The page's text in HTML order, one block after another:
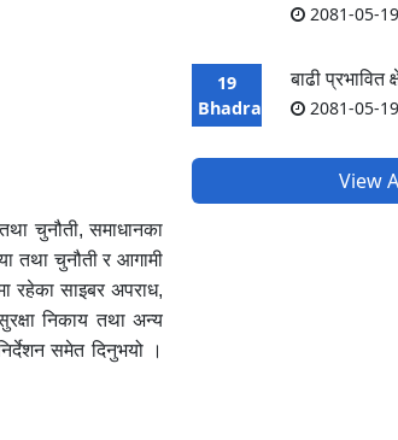
चुनौती, समाधानका
तथा चुनौती र आगामी
रहेका साइबर अपराध,
निकाय तथा अन्य
समेत दिनुभयो ।
2081-05-19
19
Bhadra
बाढी प्रभावित
2081-05-19
View